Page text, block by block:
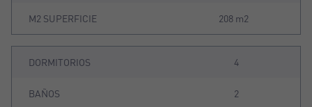
M2 SUPERFICIE 208 m2
DORMITORIOS 4
BAÑOS 2